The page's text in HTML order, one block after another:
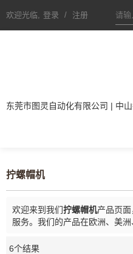
欢迎光临, 登录 / 注册
东莞市图灵自动化有限公司 | 中
拧螺帽机
欢迎来到我们拧螺帽机产品页
服务。我们的产品在欧洲、美
6个结果